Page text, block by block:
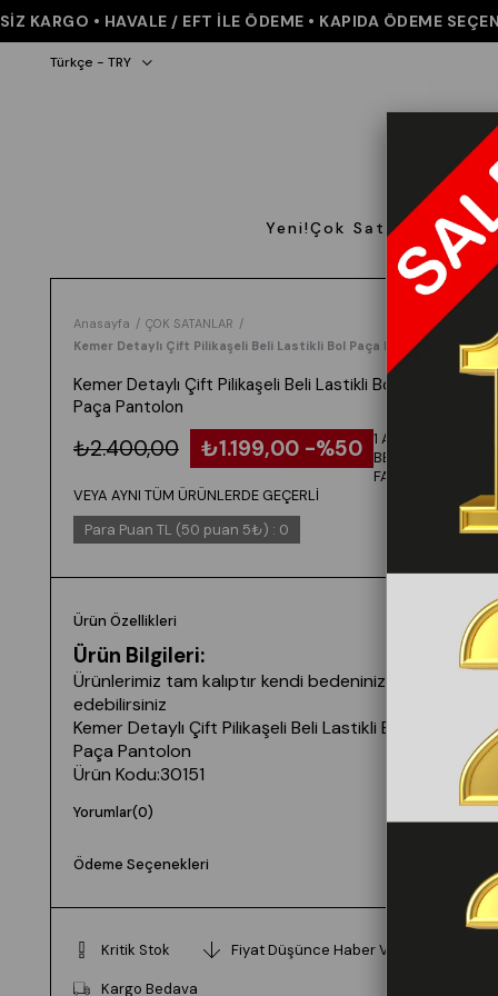
• HAVALE / EFT İLE ÖDEME • KAPIDA ÖDEME
Türkçe - TRY
Yeni!Çok Satanlar Giyim
Anasayfa
ÇOK SATANLAR
Kemer Detaylı Çift Pilikaşeli Beli Lastikli Bol Paça Pantolon
Kemer Detaylı Çift Pilikaşeli Beli Lastikli Bol
Paça Pantolon
₺2.400,00 ₺1.199,00 50 1 ALANA 1
BEDAVA -
FARKLI
VEYA AYNI TÜM ÜRÜNLERDE GEÇERLİ
Para Puan TL (50 puan 5₺) : 0
Ürün Özellikleri
Ürün Bilgileri:
Ürünlerimiz tam kalıptır kendi bedeninizi tercih
edebilirsiniz
Kemer Detaylı Çift Pilikaşeli Beli Lastikli Bol
Paça Pantolon
Ürün Kodu:30151
Kumaş: Atlas Kumaş
Yıkama Talimatı: Ürünün İç Etiket Bölümünde
Prova Ürün Bilgileri:
Prova ürün bedeni: M/38
Yorumlar(0)
Ödeme Seçenekleri
Kritik Stok Fiyat Düşünce Haber Ver
Kargo Bedava